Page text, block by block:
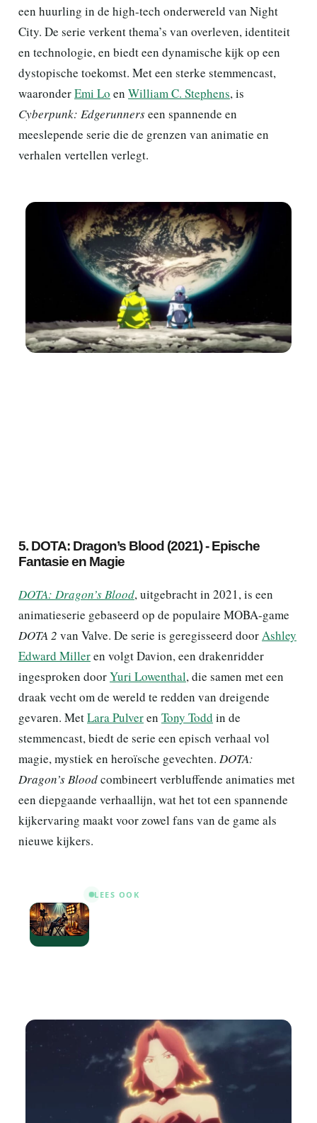
een huurling in de high-tech onderwereld van Night
City. De serie verkent thema’s van overleven, identiteit
en technologie, en biedt een dynamische kijk op een
dystopische toekomst. Met een sterke stemmencast,
waaronderEmi Lo en William C. Stephens, is
Cyberpunk: Edgerunnerseen spannende en
meeslepende serie die de grenzen van animatie en
verhalen vertellen verlegt.
5. DOTA: Dragon’s Blood (2021) - Epische
Fantasie en Magie
DOTA: Dragon’s Blood, uitgebracht in 2021, is een
animatieserie gebaseerd op de populaire MOBA-game
DOTA 2 van Valve. De serie is geregisseerd doorAshley
Edward Milleren volgt Davion, een drakenridder
ingesproken doorYuri Lowenthal, die samen met een
draak vecht om de wereld te redden van dreigende
gevaren. MetLara Pulveren Tony Todd in de
stemmencast, biedt de serie een episch verhaal vol
magie, mystiek en heroïsche gevechten. DOTA:
Dragon’s Bloodcombineert verbluffende animaties met
een diepgaande verhaallijn, wat het tot een spannende
kijkervaring maakt voor zowel fans van de game als
nieuwe kijkers.
LEES OOK